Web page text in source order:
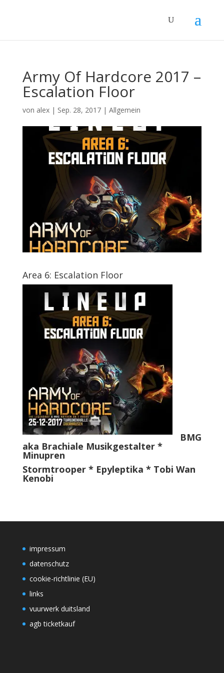
Army Of Hardcore 2017 –
Escalation Floor
von alex| Sep. 28, 2017| Allgemein
Area 6: Escalation Floor
BMG
aka Brachiale Musikgestalter *
Minupren
Stormtrooper * Epyleptika * Tobi Wan
Kenobi
impressum
datenschutz
cookie-richtlinie (EU)
links
vuurwerk duitsland
agb ticketkauf